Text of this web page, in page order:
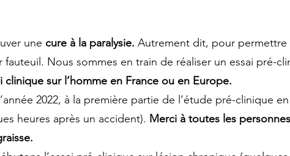
une cure à la paralysie. Autrement dit, pour permettre
Nous sommes en train de réaliser un essai pré-
clinique sur l’homme en France ou en Europe.
2022, à la première partie de l’étude pré-clinique
heures après un accident). Merci à toutes les